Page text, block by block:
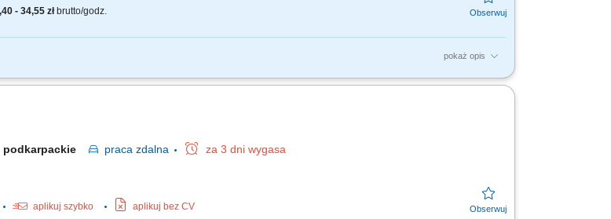
- 34,55 złbrutto/godz.
pokaż opis
mailowych+chat i odpowiadanie na pytania klientów banku dotyczące kont osobistych,
podkarpackie praca zdalna za 3 dni wygasa
aplikuj szybko aplikuj bez CV